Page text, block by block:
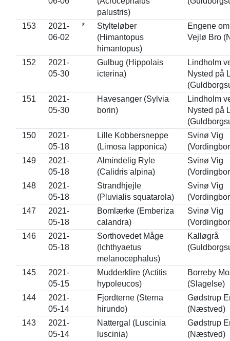
palustris)
153
2021-
06-02
*
Stylteløber
(Himantopus
himantopus)
Engene
Vejlø Bro
152
2021-
05-30
Gulbug (Hippolais
icterina)
Lindholm
Nysted på
151
2021-
05-30
Havesanger (Sylvia
borin)
Lindholm
Nysted på
150
2021-
05-18
Lille Kobbersneppe
(Limosa lapponica)
Svinø Vig
149
2021-
05-18
Almindelig Ryle
(Calidris alpina)
Svinø Vig
148
2021-
05-18
Strandhjejle
(Pluvialis squatarola)
Svinø Vig
147
2021-
05-18
Bomlærke (Emberiza
calandra)
Svinø Vig
146
2021-
05-18
Sorthovedet Måge
(Ichthyaetus
melanocephalus)
Kalløgrå
145
2021-
05-15
Mudderklire (Actitis
hypoleucos)
Borreby
(Slagelse)
144
2021-
05-14
Fjordterne (Sterna
hirundo)
Gødstrup
(Næstved)
143
2021-
05-14
Nattergal (Luscinia
luscinia)
Gødstrup
(Næstved)